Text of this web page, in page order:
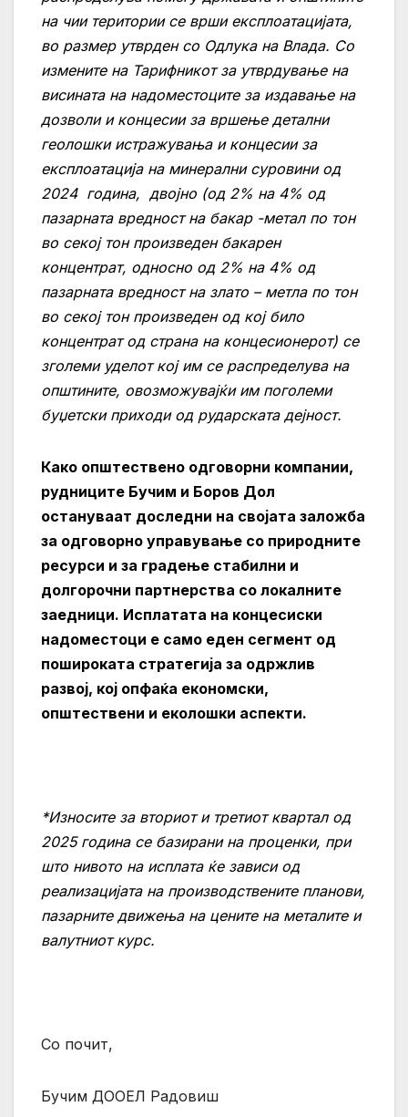
на чии територии се врши експлоатацијата,
во размер утврден со Одлука на Влада. Со
измените на Тарифникот за утврдување на
висината на надоместоците за издавање на
дозволи и концесии за вршење детални
геолошки истражувања и концесии за
експлоатација на минерални суровини од
2024 година, двојно (од 2% на 4% од
пазарната вредност на бакар -метал по тон
во секој тон произведен бакарен
концентрат, односно од 2% на 4% од
пазарната вредност на злато – метла по тон
во секој тон произведен од кој било
концентрат од страна на концесионерот) се
зголеми уделот кој им се распределува на
општините, овозможувајќи им поголеми
буџетски приходи од рударската дејност.
Како општествено одговорни компании,
рудниците Бучим и Боров Дол
остануваат доследни на својата заложба
за одговорно управување со природните
ресурси и за градење стабилни и
долгорочни партнерства со локалните
заедници. Исплатата на концесиски
надоместоци е само еден сегмент од
пошироката стратегија за одржлив
развој, кој опфаќа економски,
општествени и еколошки аспекти.
*Износите за вториот и третиот квартал од
2025 година се базирани на проценки, при
што нивото на исплата ќе зависи од
реализацијата на производствените планови,
пазарните движења на цените на металите и
валутниот курс.
Со почит,
Бучим ДООЕЛ Радовиш